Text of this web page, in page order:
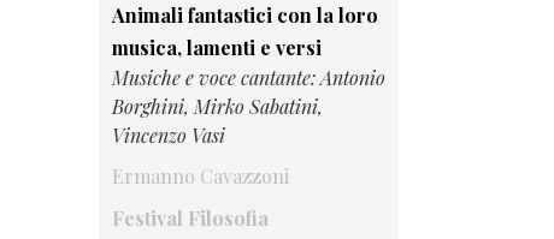
Animali fantastici con la loro
musica, lamenti e versi
Musiche e voce cantante: Antonio
Borghini, Mirko Sabatini,
Vincenzo Vasi
Ermanno Cavazzoni
Festival Filosofia